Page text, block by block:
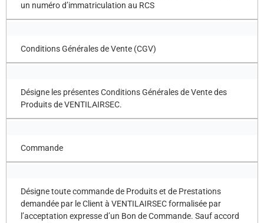
un numéro d’immatriculation au RCS
Conditions Générales de Vente (CGV)
Désigne les présentes Conditions Générales de Vente des
Produits de VENTILAIRSEC.
Commande
Désigne toute commande de Produits et de Prestations
demandée par le Client à VENTILAIRSEC formalisée par
l’acceptation expresse d’un Bon de Commande. Sauf accord